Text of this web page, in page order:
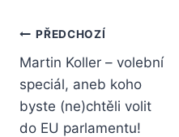
Navigace
pro
příspěvek
PŘEDCHOZÍ
Martin Koller – volební
speciál, aneb koho
byste (ne)chtěli volit
do EU parlamentu!